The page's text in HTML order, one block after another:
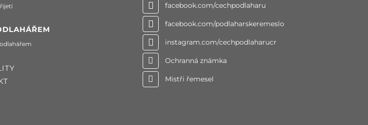
facebook.com/cechpodlaharu
facebook.com/podlaharskeremeslo
instagram.com/cechpodlaharucr
Ochranná známka
Mistři řemesel